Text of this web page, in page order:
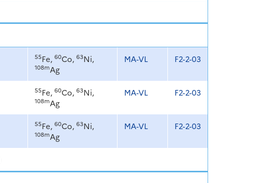
55Fe, 60Co, 63Ni,
108mAg
MA-VL F2-2-03
55Fe, 60Co, 63Ni,
108mAg
MA-VL F2-2-03
55Fe, 60Co, 63Ni,
108mAg
MA-VL F2-2-03